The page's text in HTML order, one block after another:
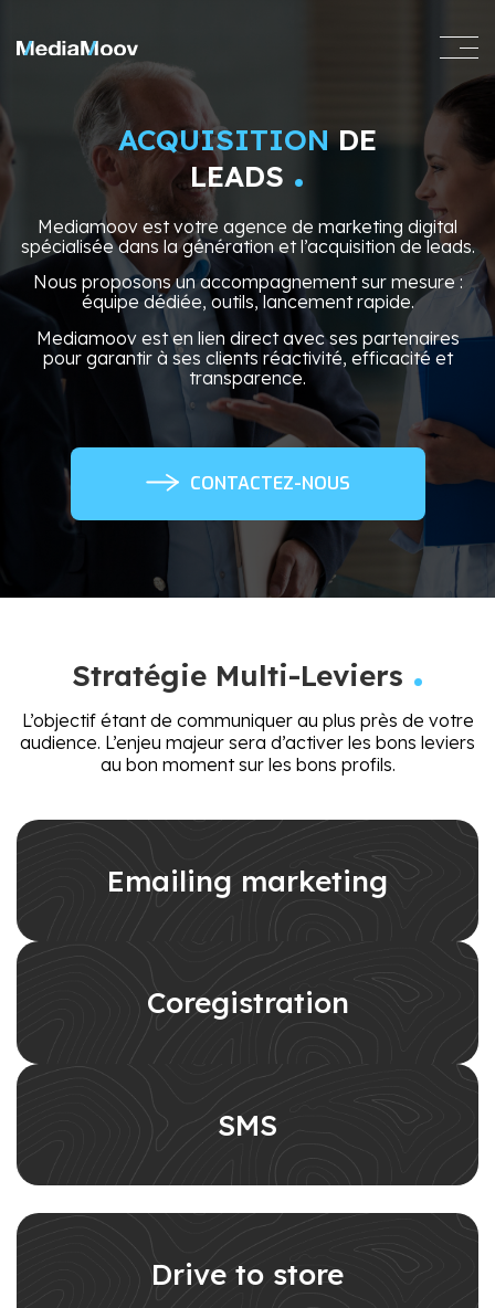
ACQUISITIONDE
LEADS .
Mediamoov est votre agence de marketing digital
spécialisée dans la génération et l’acquisition de leads.
Nous proposons un accompagnement sur mesure :
équipe dédiée, outils, lancement rapide.
Mediamoov est en lien direct avec ses partenaires
pour garantir à ses clients réactivité, efficacité et
transparence.
CONTACTEZ-NOUS
Stratégie Multi-Leviers .
L’objectif étant de communiquer au plus près de votre
audience. L’enjeu majeur sera d’activer les bons leviers
au bon moment sur les bons profils.
Emailing marketing
Coregistration
SMS
Drive to store